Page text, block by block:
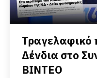
Δένδια στο
ΒΙΝΤΕΟ